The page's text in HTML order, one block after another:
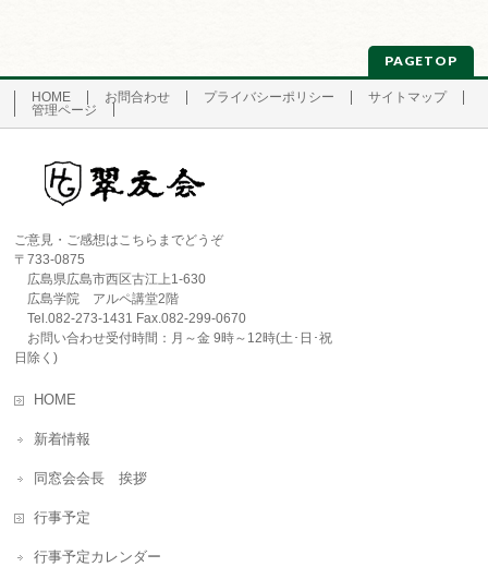
PAGETOP
HOME お問合わせ プライバシーポリシー
サイトマップ
管理ページ
ご意見・ご感想はこちらまでどうぞ
〒733-0875
広島県広島市西区古江上1-630
広島学院 アルペ講堂2階
Tel.082-273-1431 Fax.082-299-0670
お問い合わせ受付時間：月～金 9時～12時(土･日･祝
日除く)
HOME
新着情報
同窓会会長 挨拶
行事予定
行事予定カレンダー